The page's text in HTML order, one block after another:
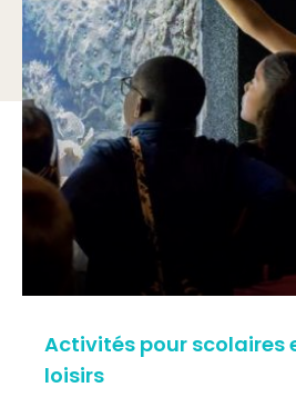
Activités pour scolaires
loisirs